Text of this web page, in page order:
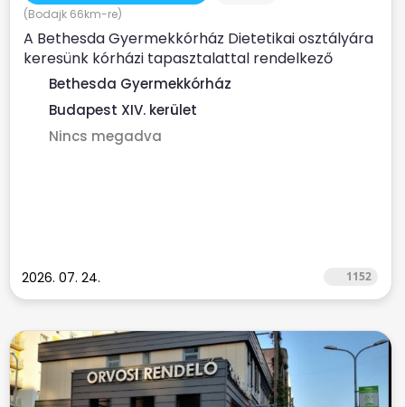
(Bodajk 66km-re)
A Bethesda Gyermekkórház Dietetikai osztályára
keresünk kórházi tapasztalattal rendelkező
dietetikus...
Bethesda Gyermekkórház
Budapest XIV. kerület
Nincs megadva
2026. 07. 24. 1152